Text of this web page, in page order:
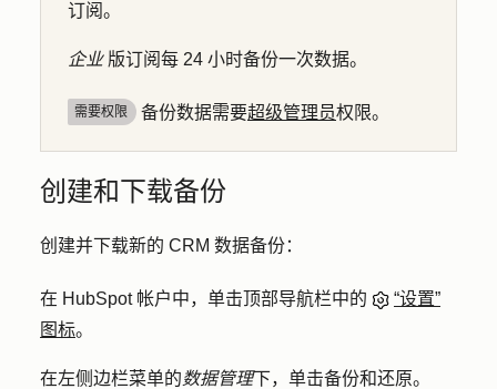
订阅。
企业 版订阅每 24 小时备份一次数据。
需要权限 备份数据需要超级管理员权限。
创建和下载备份
创建并下载新的 CRM 数据备份：
在 HubSpot 帐户中，单击顶部导航栏中的
“设置”
图标。
在左侧边栏菜单的数据管理下，单击备份和还原。